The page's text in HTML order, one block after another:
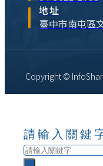
地址
臺中市南屯區
Copyright ©
請輸入關鍵
搜
尋